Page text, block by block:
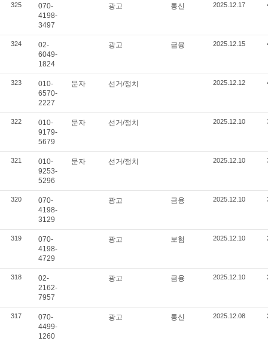
325
070-
4198-
3497
광고 통신 2025.12.17
324
02-
6049-
1824
광고 금융 2025.12.15
323
010-
6570-
2227
문자 선거/정치 2025.12.12
322
010-
9179-
5679
문자 선거/정치 2025.12.10
321
010-
9253-
5296
문자 선거/정치 2025.12.10
320
070-
4198-
3129
광고 금융 2025.12.10
319
070-
4198-
4729
광고 보험 2025.12.10
318
02-
2162-
7957
광고 금융 2025.12.10
317
070-
4499-
1260
광고 통신 2025.12.08